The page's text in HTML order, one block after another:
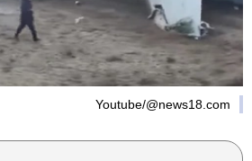
Youtube/@news18.com